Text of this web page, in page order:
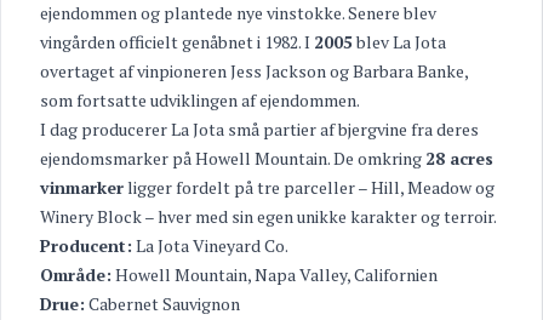
ejendommen og plantede nye vinstokke. Senere blev
vingården officielt genåbnet i 1982. I 2005blev La Jota
overtaget af vinpioneren Jess Jackson og Barbara Banke,
som fortsatte udviklingen af ejendommen.
I dag producerer La Jota små partier af bjergvine fra deres
ejendomsmarker på Howell Mountain. De omkring 28 acres
vinmarkerligger fordelt på tre parceller – Hill, Meadow og
Winery Block – hver med sin egen unikke karakter og terroir.
Producent: La Jota Vineyard Co.
Område: Howell Mountain, Napa Valley, Californien
Drue: Cabernet Sauvignon